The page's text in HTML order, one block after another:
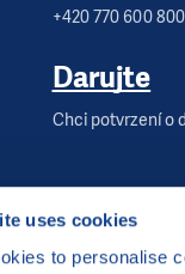
uses cookies
to personalise
+420 770 600 800
Darujte
Chci potvrzení o